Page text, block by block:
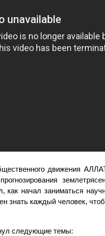
движения
как начал заниматься
знать каждый человек,
следующие темы: